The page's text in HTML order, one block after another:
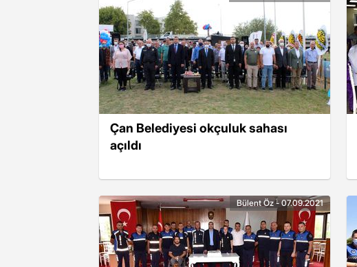
Çan Belediyesi okçuluk sahası
açıldı
Bülent Öz - 07.09.2021